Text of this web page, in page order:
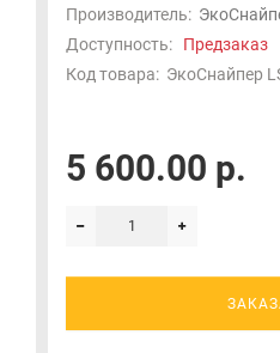
Производитель:
Доступность: Предзаказ
Код товара: ЭкоСнайпер
5 600.00 р.